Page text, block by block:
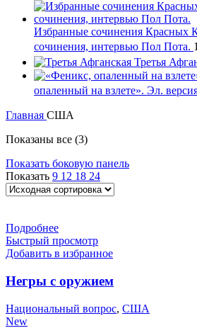
Избранные сочинения Красных
сочинения, интервью Пол Пота.
Третья
опаленный на взлете». Эл.
Главная США
Показаны все (3)
Показать боковую панель
Показать 9 12 18 24
Подробнее
Быстрый просмотр
Добавить в избранное
Негры с оружием
Национальный вопрос, США
New